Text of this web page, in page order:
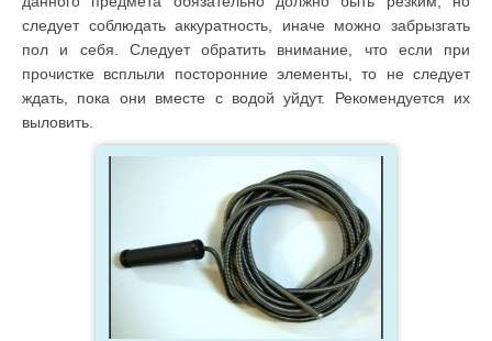
следует соблюдать аккуратность, иначе можно забрызгать
пол и себя. Следует обратить внимание, что если при
прочистке всплыли посторонние элементы, то не следует
ждать, пока они вместе с водой уйдут. Рекомендуется их
выловить.